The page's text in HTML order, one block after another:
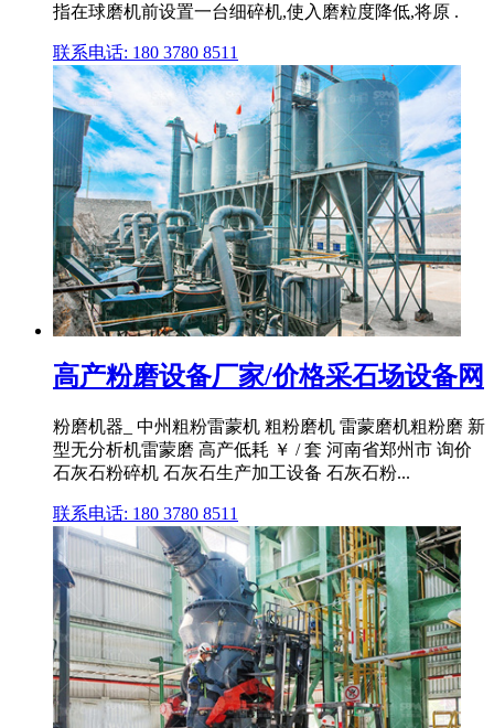
指在球磨机前设置一台细碎机,使入磨粒度降低,将原 .
联系电话: 180 3780 8511
高产粉磨设备厂家/价格采石场设备网
粉磨机器_ 中州粗粉雷蒙机 粗粉磨机 雷蒙磨机粗粉磨 新
型无分析机雷蒙磨 高产低耗 ￥ / 套 河南省郑州市 询价
石灰石粉碎机 石灰石生产加工设备 石灰石粉...
联系电话: 180 3780 8511